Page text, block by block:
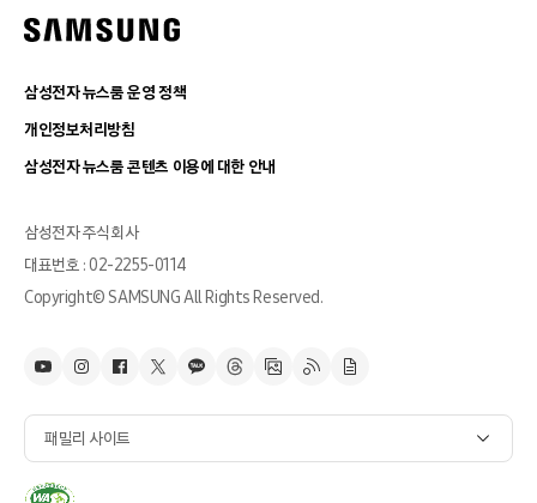
삼성전자 뉴스룸 운영 정책
개인정보처리방침
삼성전자 뉴스룸 콘텐츠 이용에 대한 안내
삼성전자 주식회사
대표번호 : 02-2255-0114
Copyright© SAMSUNG All Rights Reserved.
패밀리 사이트